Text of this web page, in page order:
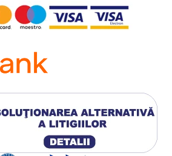
curentului alternativ
la 90% in 4 ore
de energie cu o economisire de